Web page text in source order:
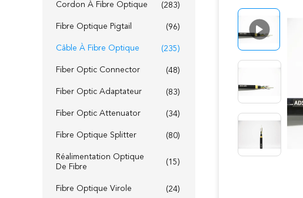
Cordon À Fibre Optique (283)
Fibre Optique Pigtail (96)
Câble À Fibre Optique (235)
Fiber Optic Connector (48)
Fiber Optic Adaptateur (83)
Fiber Optic Attenuator (34)
Fibre Optique Splitter (80)
Réalimentation Optique
De Fibre
(15)
Fibre Optique Virole (24)